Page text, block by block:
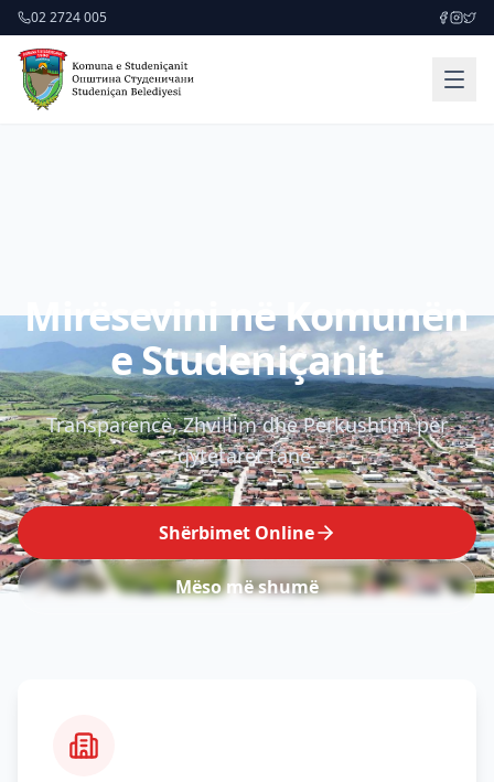
02 2724 005
Mirësevini në Komunën
e Studeniçanit
Transparencë, Zhvillim dhe Përkushtim për
qytetarët tanë.
Shërbimet Online
Mëso më shumë